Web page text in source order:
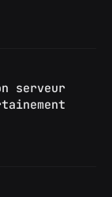
serveur